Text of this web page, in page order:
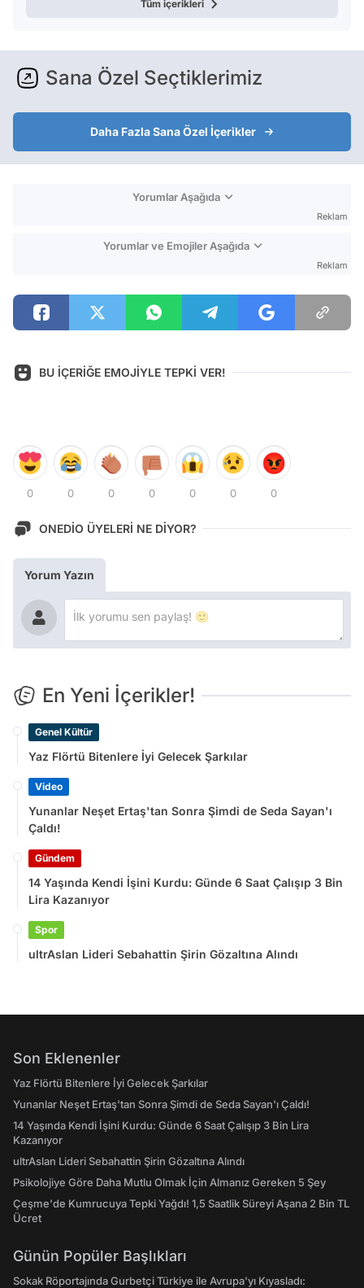
Tüm içerikleri
Sana Özel Seçtiklerimiz
Daha Fazla Sana Özel İçerikler
Yorumlar Aşağıda
Reklam
Yorumlar ve Emojiler Aşağıda
Reklam
BU İÇERİĞE EMOJİYLE TEPKİ VER!
0 0 0 0 0 0 0
ONEDİO ÜYELERİ NE DİYOR?
Yorum Yazın
En Yeni İçerikler!
Genel Kültür
Yaz Flörtü Bitenlere İyi Gelecek Şarkılar
Video
Yunanlar Neşet Ertaş'tan Sonra Şimdi de Seda Sayan'ı
Çaldı!
Gündem
14 Yaşında Kendi İşini Kurdu: Günde 6 Saat Çalışıp 3 Bin
Lira Kazanıyor
Spor
ultrAslan Lideri Sebahattin Şirin Gözaltına Alındı
Son Eklenenler
Yaz Flörtü Bitenlere İyi Gelecek Şarkılar
Yunanlar Neşet Ertaş'tan Sonra Şimdi de Seda Sayan'ı Çaldı!
14 Yaşında Kendi İşini Kurdu: Günde 6 Saat Çalışıp 3 Bin Lira
Kazanıyor
ultrAslan Lideri Sebahattin Şirin Gözaltına Alındı
Psikolojiye Göre Daha Mutlu Olmak İçin Almanız Gereken 5 Şey
Çeşme'de Kumrucuya Tepki Yağdı! 1,5 Saatlik Süreyi Aşana 2 Bin TL
Ücret
Günün Popüler Başlıkları
Sokak Röportajında Gurbetçi Türkiye ile Avrupa'yı Kıyasladı: